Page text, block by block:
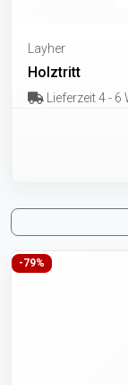
Layher
Holztritt
Lieferzeit 4 - 6
-79%